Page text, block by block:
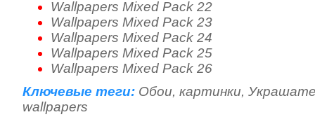
Wallpapers Mixed Pack 22
Wallpapers Mixed Pack 23
Wallpapers Mixed Pack 24
Wallpapers Mixed Pack 25
Wallpapers Mixed Pack 26
Ключевые теги: Обои, картинки,
wallpapers